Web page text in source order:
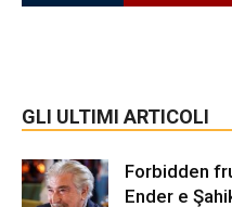
GLI ULTIMI ARTICOLI
Forbidden
Ender e